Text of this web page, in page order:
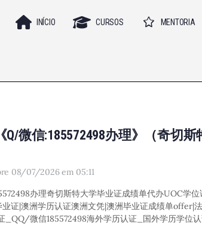
INÍCIO CURSOS MENTORIA
Q/微信:185572498办理》（奇切
08/07/2026 em 05:11
办理奇切斯特大学毕业证成绩单代办UOC学
证|澳洲学历认证澳洲文凭|澳洲毕业证成绩单
_QQ/微信185572498海外学历认证_国外学历学位